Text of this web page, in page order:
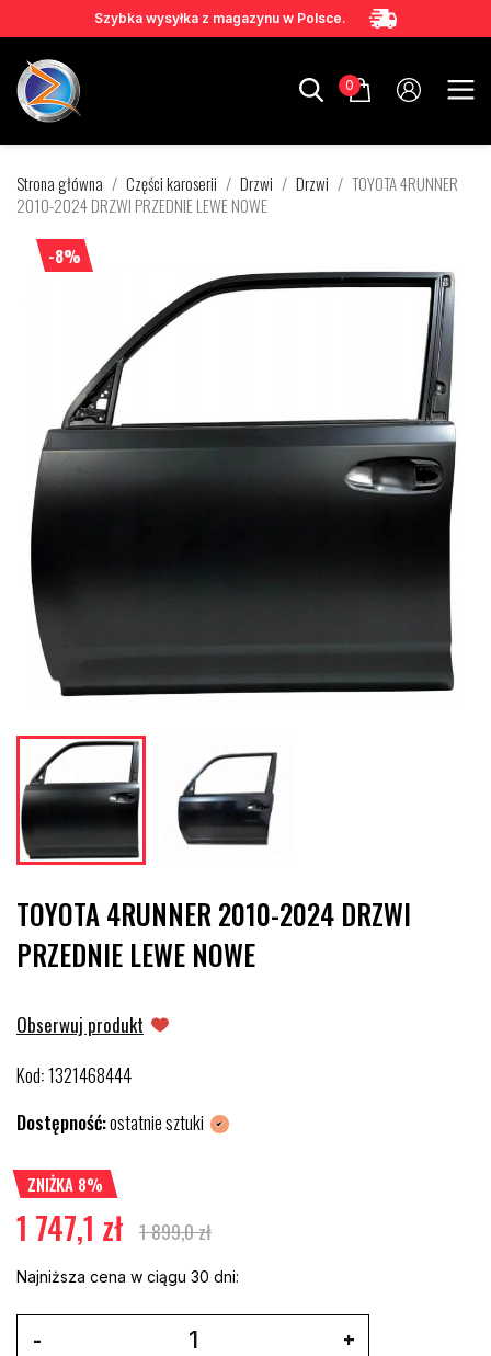
Szybka wysyłka z magazynu w Polsce.
0
Strona główna Części karoserii Drzwi Drzwi
TOYOTA 4RUNNER
2010-2024 DRZWI PRZEDNIE LEWE NOWE
-8%
TOYOTA 4RUNNER 2010-2024 DRZWI
PRZEDNIE LEWE NOWE
Obserwuj produkt
Kod:1321468444
Dostępność:ostatnie sztuki
ZNIŻKA 8%
1 747,1 zł 1 899,0 zł
Najniższa cena w ciągu 30 dni: